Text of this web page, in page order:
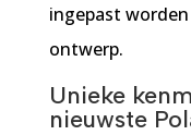
ingepast
ontwerp.
Unieke
nieuwste